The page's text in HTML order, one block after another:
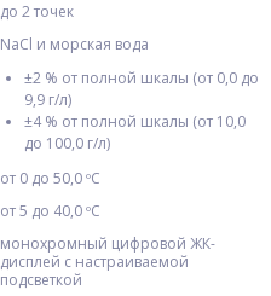
до 2 точек
NaCl и морская вода
±2 % от полной шкалы (от 0,0 до
9,9 г/л)
±4 % от полной шкалы (от 10,0
до 100,0 г/л)
от 0 до 50,0 ºC
от 5 до 40,0 ºC
монохромный цифровой ЖК-
дисплей с настраиваемой
подсветкой